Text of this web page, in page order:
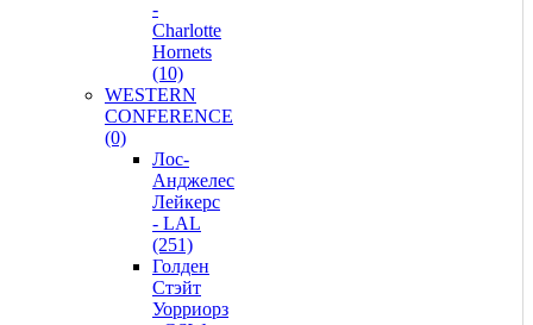
-
Charlotte
Hornets
(10)
WESTERN
CONFERENCE
(0)
Лос-
Анджелес
Лейкерс
- LAL
(251)
Голден
Стэйт
Уорриорз